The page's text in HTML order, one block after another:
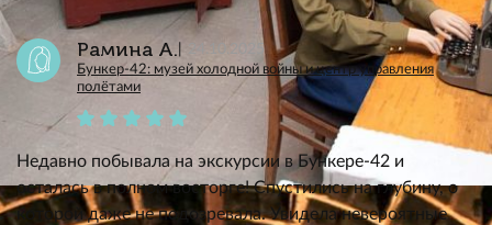
Рамина А. 24.10.2025
Бункер-42: музей холодной войны и центр управления
полётами
Недавно побывала на экскурсии в Бункере-42 и
осталась в полном восторге! Спустились на глубину, о
которой даже не подозревала. Увидела невероятные